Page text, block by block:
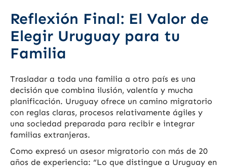
Reflexión Final: El Valor de
Elegir Uruguay para tu
Familia
Trasladar a toda una familia a otro país es una
decisión que combina ilusión, valentía y mucha
planificación. Uruguay ofrece un camino migratorio
con reglas claras, procesos relativamente ágiles y
una sociedad preparada para recibir e integrar
familias extranjeras.
Como expresó un asesor migratorio con más de 20
años de experiencia: “Lo que distingue a Uruguay en